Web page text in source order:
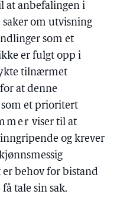
at anbefalingen i
om utvisning
som et
er fulgt opp i
tilnærmet
at denne
et prioritert
viser til at
og krever
behov for bistand
tale sin sak.